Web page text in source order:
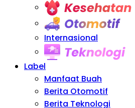
Internasional
Label
Manfaat Buah
Berita Otomotif
Berita Teknologi